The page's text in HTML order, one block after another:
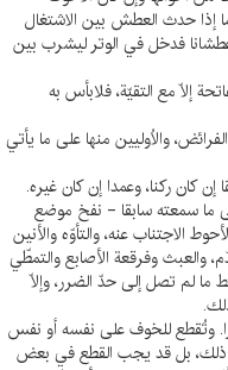
ما إذا حدث العطش بين الاشتغال
فدخل في الوتر ليشرب بين
إلّا مع التقيّة، فلابأس به
والاُوليين منها على ما يأتي
إن كان ركنا، وعمدا إن كان غيره.
ما سمعته سابقا - نفخ موضع
الاجتناب عنه، والتأوّه والأنين
والعبث وفرقعة الأصابع والتمطّي
ما لم تصل إلى حدّ الضرر، وإلّا
وتُقطع للخوف على نفسه أو نفس
ذلك، بل قد يجب القطع في بعض